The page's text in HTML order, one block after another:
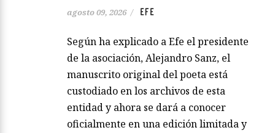
agosto 09, 2026 / EFE
Según ha explicado a Efe el presidente
de la asociación, Alejandro Sanz, el
manuscrito original del poeta está
custodiado en los archivos de esta
entidad y ahora se dará a conocer
oficialmente en una edición limitada y